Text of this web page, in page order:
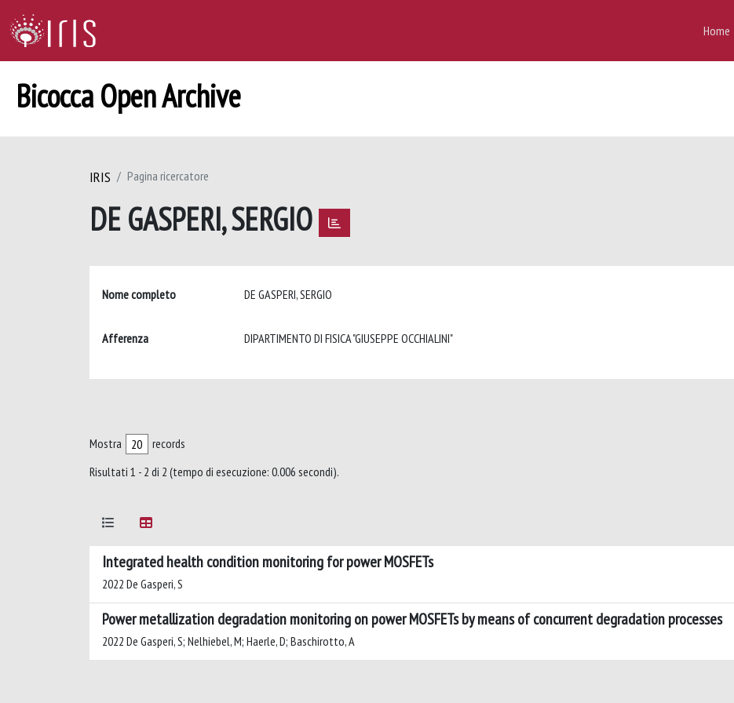
Home
Bicocca Open Archive
IRIS Pagina ricercatore
DE GASPERI, SERGIO
Nome completo DE GASPERI, SERGIO
Afferenza DIPARTIMENTO DI FISICA "GIUSEPPE OCCHIALINI"
Mostra
records
Risultati 1 - 2 di 2 (tempo di esecuzione: 0.006 secondi).
Integrated health condition monitoring for power MOSFETs
2022 De Gasperi, S
Power metallization degradation monitoring on power MOSFETs by means of concurrent degradation processes
2022 De Gasperi, S; Nelhiebel, M; Haerle, D; Baschirotto, A